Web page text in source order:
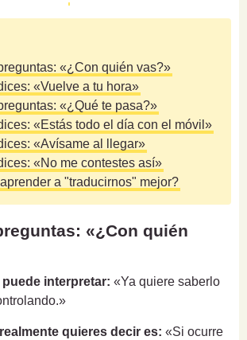
«¿Con quién vas?»
«Vuelve a tu hora»
«¿Qué te pasa?»
«Estás todo el día con el móvil»
«Avísame al llegar»
«No me contestes así»
a "traducirnos" mejor?
«¿Con quién
interpretar: «Ya quiere saberlo
quieres decir es: «Si ocurre